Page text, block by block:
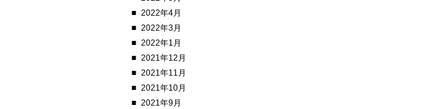
2022年4月
2022年3月
2022年1月
2021年12月
2021年11月
2021年10月
2021年9月